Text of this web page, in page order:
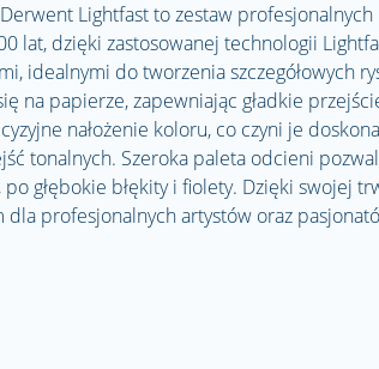
Lightfast to zestaw
lat, dzięki zastosowanej technologii
idealnymi do tworzenia szczegółowych
na papierze, zapewniając gładkie
nałożenie koloru, co czyni je
tonalnych. Szeroka paleta odcieni
po głębokie błękity i fiolety. Dzięki swojej
profesjonalnych artystów oraz